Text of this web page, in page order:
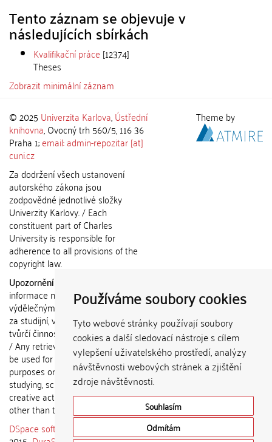
Používáme soubory cookies
Tyto webové stránky používají soubory
cookies a další sledovací nástroje s cílem
vylepšení uživatelského prostředí, analýzy
návštěvnosti webových stránek a zjištění
zdroje návštěvnosti.
Souhlasím
Odmítám
Tento záznam se objevuje v
následujících sbírkách
Kvalifikační práce [12374]
Theses
Zobrazit minimální záznam
© 2025 Univerzita Karlova,Ústřední
knihovna, Ovocný trh 560/5, 116 36
Praha 1;email: admin-repozitar [at]
cuni.cz
Za dodržení všech ustanovení
autorského zákona jsou
zodpovědné jednotlivé složky
Univerzity Karlovy. / Each
constituent part of Charles
University is responsible for
adherence to all provisions of the
copyright law.
Upozornění / Notice:
informace nemohou být použity k
výdělečným účelům nebo vydávány
za studijní, vědeckou nebo jinou
tvůrčí činnost jiné osoby než autora.
/ Any retrieved information shall not
be used for any commercial
purposes or claimed as results of
studying, scientific or any other
creative activities of any person
other than the author.
DSpace software
copyright © 2002-
Theme by